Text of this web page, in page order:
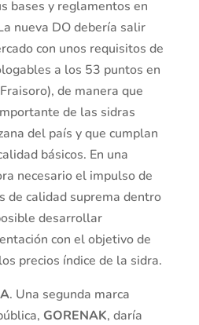
bases y reglamentos en
nueva DO debería salir
con unos requisitos de
a los 53 puntos en
de manera que
de las sidras
del país y que cumplan
básicos. En una
necesario el impulso de
de calidad suprema dentro
desarrollar
con el objetivo de
precios índice de la sidra.
. Una segunda marca
GORENAK, daría